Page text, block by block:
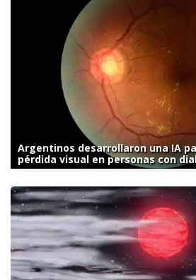
Argentinos desarrollaron una IA
pérdida visual en personas con